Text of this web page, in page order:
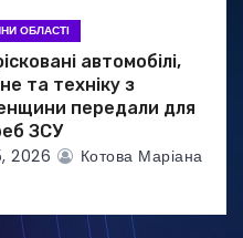
ОБЛАСТІ
автомобілі,
та техніку з
передали для
ЗСУ
2026 Котова Маріана